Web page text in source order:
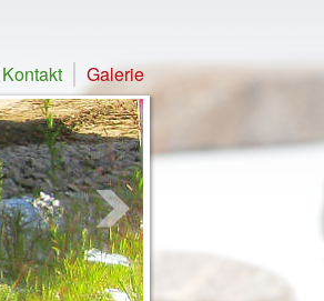
Kontakt Galerie